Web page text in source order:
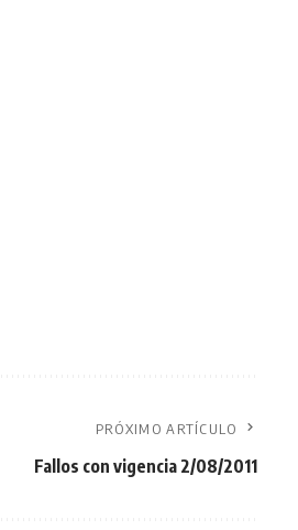
PRÓXIMO ARTÍCULO
Fallos con vigencia 2/08/2011